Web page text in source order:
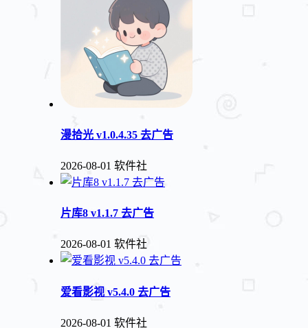
漫拾光 v1.0.4.35 去广告
2026-08-01 软件社
片库8 v1.1.7 去广告
2026-08-01 软件社
爱看影视 v5.4.0 去广告
2026-08-01 软件社